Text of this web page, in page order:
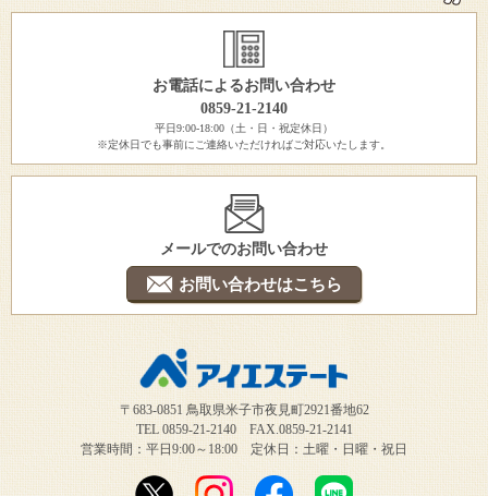
お電話によるお問い合わせ
0859-21-2140
平日9:00-18:00（土・日・祝定休日）
※定休日でも事前にご連絡いただければご対応いたします。
メールでのお問い合わせ
お問い合わせはこちら
〒683-0851 鳥取県米子市夜見町2921番地62
TEL 0859-21-2140 FAX.0859-21-2141
営業時間：平日9:00～18:00 定休日：土曜・日曜・祝日